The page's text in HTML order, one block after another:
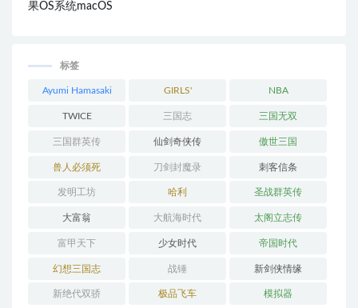
果OS系统macOS
标签
Ayumi Hamasaki GIRLS'
GENERATION
NBA
TWICE 三国志 三国无双
三国群英传 仙剑奇侠传 傲世三国
兽人必须死 刀剑封魔录 刺客信条
发明工坊 哈利 圣战群英传
大富翁 大航海时代 太阁立志传
富甲天下 少女时代 帝国时代
幻想三国志 战锤 新剑侠情缘
新绝代双骄 极品飞车 模拟器